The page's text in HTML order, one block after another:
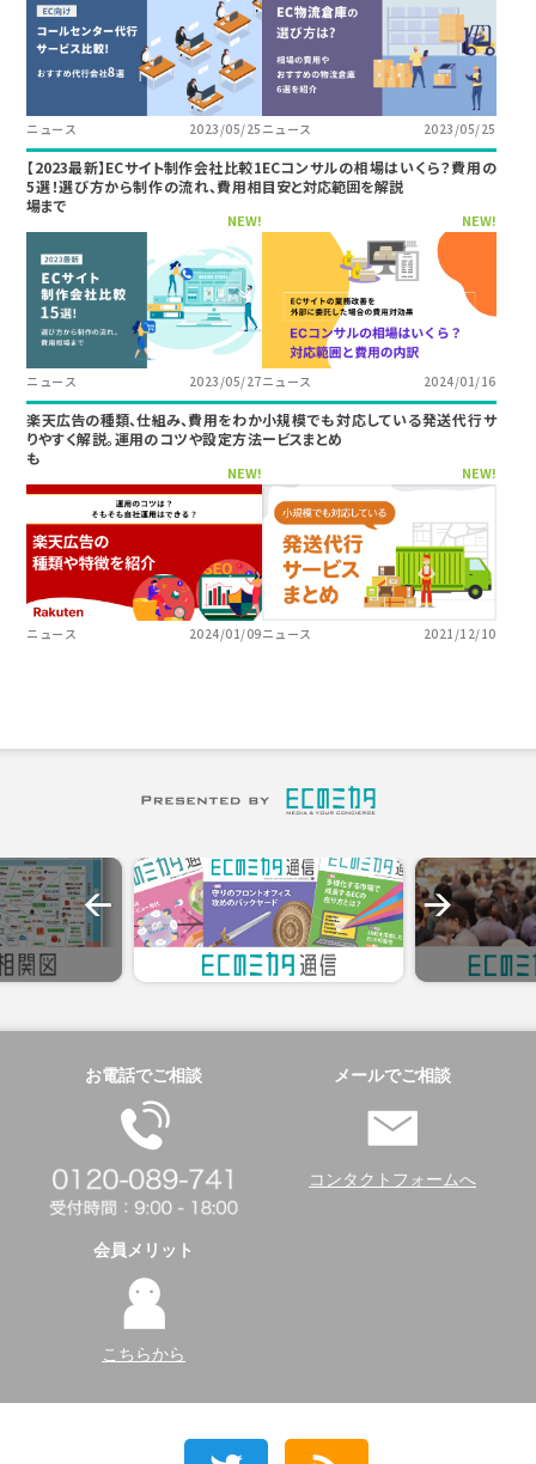
ニュース 2023/05/25 ニュース 2023/05/25
【2023最新】ECサイト制作会社比較1
5選！選び方から制作の流れ、費用相
場まで
NEW!
ニュース 2023/05/27
ECコンサルの相場はいくら？費用の
目安と対応範囲を解説
NEW!
ニュース 2024/01/16
楽天広告の種類、仕組み、費用をわか
りやすく解説。運用のコツや設定方法
も
NEW!
ニュース 2024/01/09
小規模でも対応している発送代行サ
ービスまとめ
NEW!
ニュース 2021/12/10
お電話でご相談 メールでご相談
コンタクトフォームへ
会員メリット
こちらから